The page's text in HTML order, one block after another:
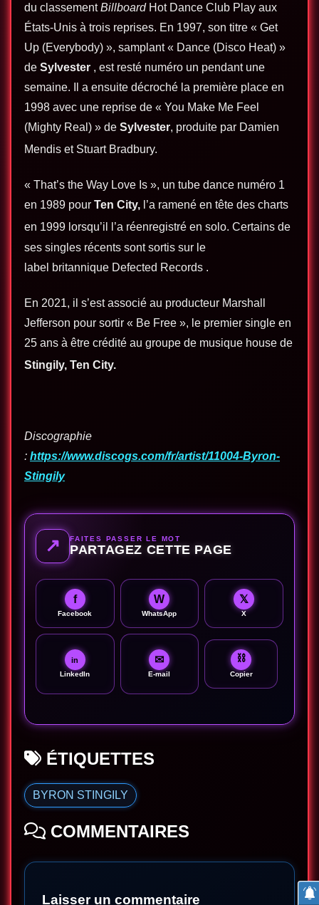
du classementBillboardHot Dance Club Play aux
États-Unis à trois reprises. En 1997, son titre « Get
Up (Everybody) », samplant « Dance (Disco Heat) »
de Sylvester , est resté numéro un pendant une
semaine. Il a ensuite décroché la première place en
1998 avec une reprise de « You Make Me Feel
(Mighty Real) » de Sylvester, produite par Damien
Mendis et Stuart Bradbury.
« That’s the Way Love Is », un tube dance numéro 1
en 1989 pour Ten City, l’a ramené en tête des charts
en 1999 lorsqu’il l’a réenregistré en solo. Certains de
ses singles récents sont sortis sur le
label britannique Defected Records .
En 2021, il s’est associé au producteur Marshall
Jefferson pour sortir « Be Free », le premier single en
25 ans à être crédité au groupe de musique house de
Stingily, Ten City.
Discographie
: https://www.discogs.com/fr/artist/11004-Byron-
Stingily
↗ FAITES PASSER LE MOT
PARTAGEZ CETTE PAGE
f
Facebook
W
WhatsApp
𝕏
X
in
LinkedIn
✉
E-mail
⛓
Copier
ÉTIQUETTES
BYRON STINGILY
COMMENTAIRES
Laisser un commentaire